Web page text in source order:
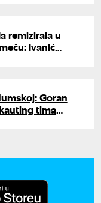
remizirala u
Ivanić
Goran
tima